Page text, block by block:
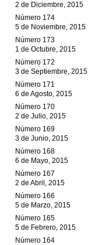
2 de Diciembre, 2015
Número 174
5 de Noviembre, 2015
Número 173
1 de Octubre, 2015
Número 172
3 de Septiembre, 2015
Número 171
6 de Agosto, 2015
Número 170
2 de Julio, 2015
Número 169
3 de Junio, 2015
Número 168
6 de Mayo, 2015
Número 167
2 de Abril, 2015
Número 166
5 de Marzo, 2015
Número 165
5 de Febrero, 2015
Número 164